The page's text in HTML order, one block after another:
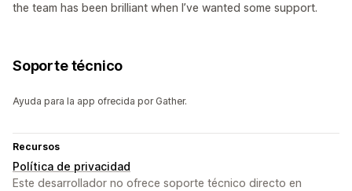
the team has been brilliant when I’ve wanted some support.
Soporte técnico
Ayuda para la app ofrecida por Gather.
Recursos
Política de privacidad
Este desarrollador no ofrece soporte técnico directo en